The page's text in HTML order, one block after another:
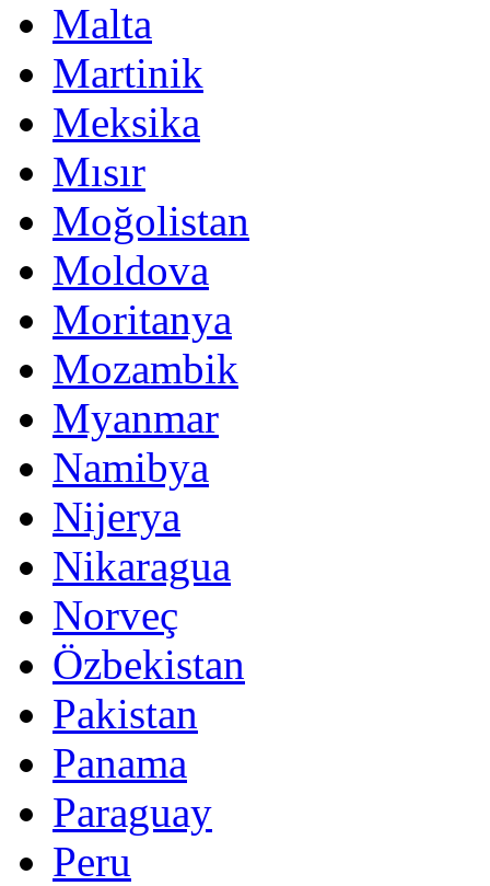
Malta
Martinik
Meksika
Mısır
Moğolistan
Moldova
Moritanya
Mozambik
Myanmar
Namibya
Nijerya
Nikaragua
Norveç
Özbekistan
Pakistan
Panama
Paraguay
Peru